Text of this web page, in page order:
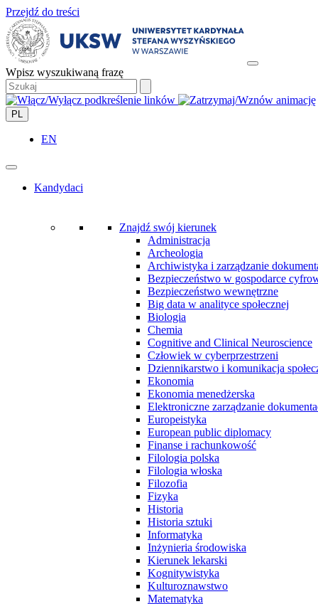
Przejdź do treści
Wpisz wyszukiwaną frazę
PL
EN
Kandydaci
Znajdź swój kierunek
Administracja
Archeologia
Archiwistyka i zarządzanie
Bezpieczeństwo w gospodarce
Bezpieczeństwo wewnętrzne
Big data w analityce społecznej
Biologia
Chemia
Cognitive and Clinical Neuroscience
Człowiek w cyberprzestrzeni
Dziennikarstwo i komunikacja
Ekonomia
Ekonomia menedżerska
Elektroniczne zarządzanie
Europeistyka
European public diplomacy
Finanse i rachunkowość
Filologia polska
Filologia włoska
Filozofia
Fizyka
Historia
Historia sztuki
Informatyka
Inżynieria środowiska
Kierunek lekarski
Kognitywistyka
Kulturoznawstwo
Matematyka